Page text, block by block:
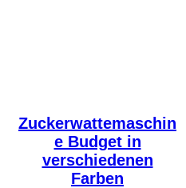
Zuckerwattemaschin
e Budget in
verschiedenen
Farben